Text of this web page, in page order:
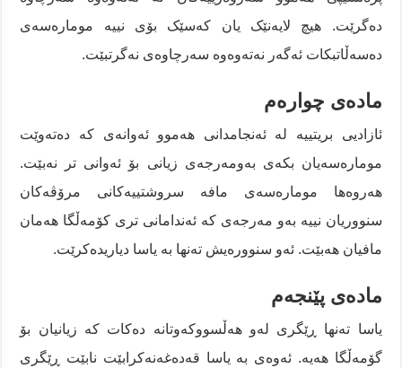
دەگرێت. هیچ لایەنێک یان کەسێک بۆی نییە مومارەسەی
دەسەڵاتبکات ئەگەر نەتەوەوە سەرچاوەی نەگرتبێت.
مادەی چوارەم
ئازادیی بریتییە لە ئەنجامدانی هەموو ئەوانەی کە دەتەوێت
مومارەسەیان بکەی بەومەرجەی زیانی بۆ ئەوانی تر نەبێت.
هەروەها مومارەسەی مافە سروشتییەکانی مرۆڤەکان
سنووریان نییە بەو مەرجەی کە ئەندامانی تری کۆمەڵگا هەمان
مافیان هەبێت. ئەو سنوورەیش تەنها بە یاسا دیاریدەکرێت.
مادەی پێنجەم
یاسا تەنها ڕێگری لەو هەڵسووکەوتانە دەکات کە زیانیان بۆ
گۆمەڵگا هەیە. ئەوەی بە یاسا قەدەغەنەکرابێت نابێت ڕێگری